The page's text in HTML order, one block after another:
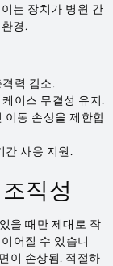
는 장치가 병원 간
경.
력 감소.
이스 무결성 유지.
이동 손상을 제한합
간 사용 지원.
직성
을 때만 제대로 작
어질 수 있습니
이 손상됨. 적절하